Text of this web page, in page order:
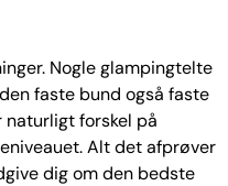
Nogle glampingtelte
faste bund også faste
naturligt forskel på
Alt det afprøver
dig om den bedste